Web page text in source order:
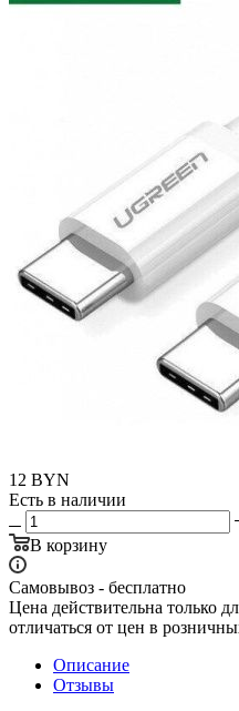
12 BYN
Есть в наличии
В корзину
Самовывоз - бесплатно
Цена действительна только
отличаться от цен в
Описание
Отзывы